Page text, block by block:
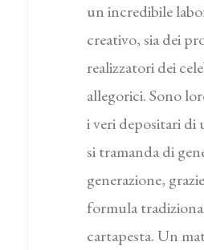
un incredibile
creativo, sia dei
realizzatori dei
allegorici. Sono
i veri depositari di
si tramanda di
generazione,
formula
cartapesta. Un